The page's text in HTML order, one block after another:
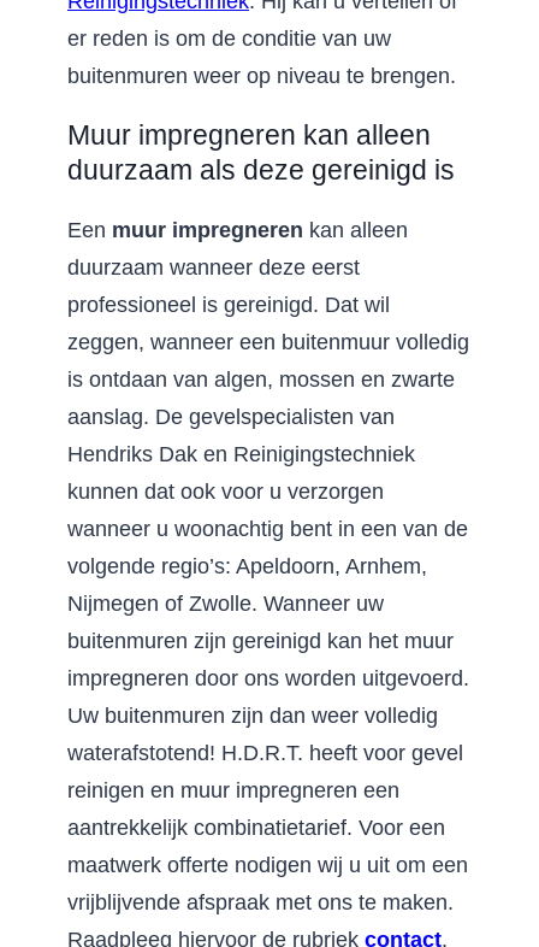
er reden is om de conditie van uw
buitenmuren weer op niveau te brengen.
Muur impregneren kan alleen
duurzaam als deze gereinigd is
Een muur impregneren kan alleen
duurzaam wanneer deze eerst
professioneel is gereinigd. Dat wil
zeggen, wanneer een buitenmuur volledig
is ontdaan van algen, mossen en zwarte
aanslag. De gevelspecialisten van
Hendriks Dak en Reinigingstechniek
kunnen dat ook voor u verzorgen
wanneer u woonachtig bent in een van de
volgende regio’s: Apeldoorn, Arnhem,
Nijmegen of Zwolle. Wanneer uw
buitenmuren zijn gereinigd kan het muur
impregneren door ons worden uitgevoerd.
Uw buitenmuren zijn dan weer volledig
waterafstotend! H.D.R.T. heeft voor gevel
reinigen en muur impregneren een
aantrekkelijk combinatietarief. Voor een
maatwerk offerte nodigen wij u uit om een
vrijblijvende afspraak met ons te maken.
Raadpleeg hiervoor de rubriek contact.